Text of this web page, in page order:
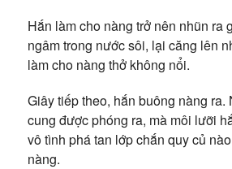
Hắn làm cho nàng trở nên nhũn ra
ngâm trong nước sôi, lại căng lên
làm cho nàng thở không nổi.
Giây tiếp theo, hắn buông nàng
cung được phóng ra, mà môi lưỡi
vô tình phá tan lớp chắn quy củ
nàng.